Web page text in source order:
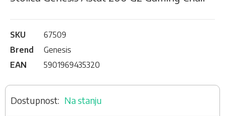
gallery
SKU
67509
Brend
Genesis
EAN
5901969435320
Na stanju